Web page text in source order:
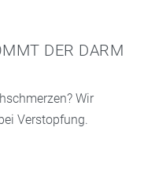
DER DARM
Wir
Verstopfung.